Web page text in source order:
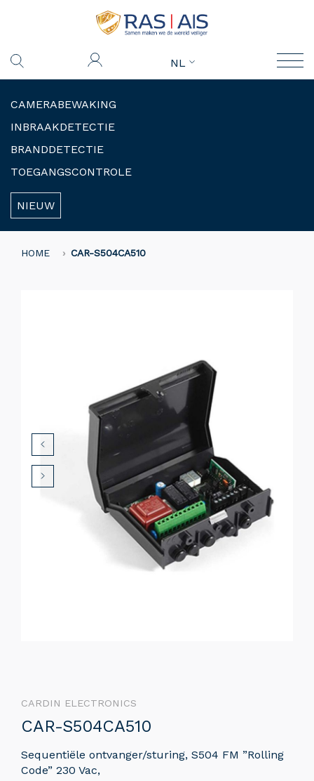
NL
CAMERABEWAKING
INBRAAKDETECTIE
BRANDDETECTIE
TOEGANGSCONTROLE
NIEUW
HOME CAR-S504CA510
CARDIN ELECTRONICS
CAR-S504CA510
Sequentiële ontvanger/sturing, S504 FM ”Rolling
Code” 230 Vac,